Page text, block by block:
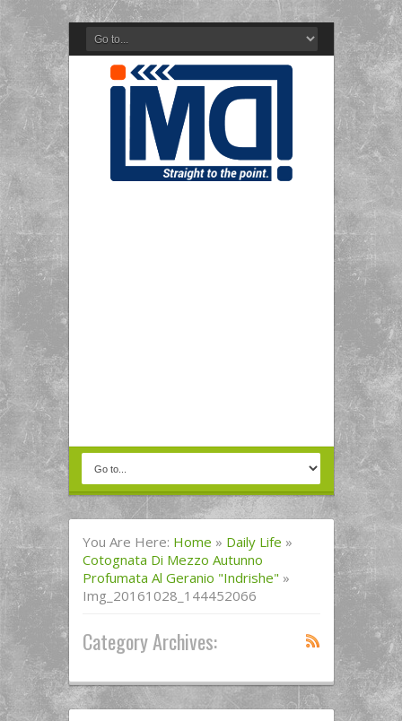
You Are Here: Home » Daily Life »
Cotognata Di Mezzo Autunno
Profumata Al Geranio "Indrishe" »
Img_20161028_144452066
Category Archives: